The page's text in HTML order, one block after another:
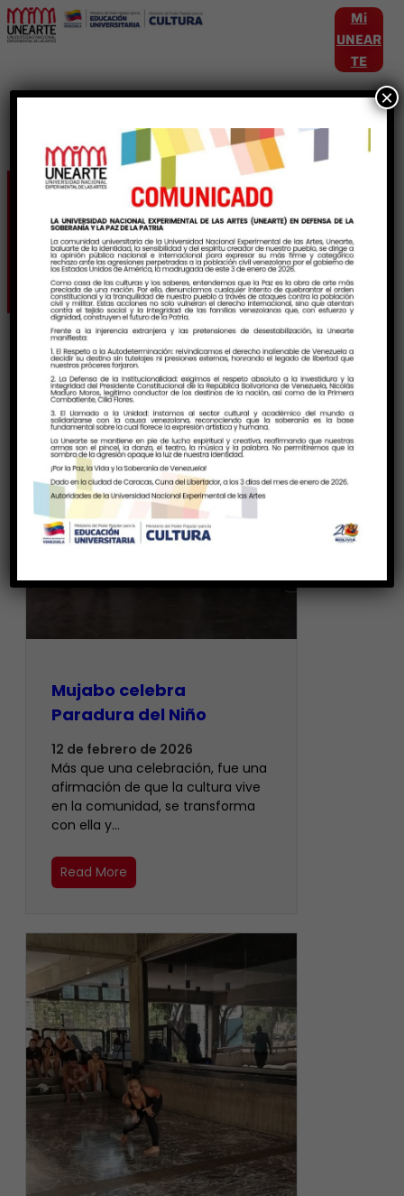
Mi
UNEAR
TE
Etiqueta:
DesarrolloAcadémico
Mujabo celebra
Paradura del Niño
12 de febrero de 2026
Más que una celebración, fue una
afirmación de que la cultura vive
en la comunidad, se transforma
con ella y…
Read More
×